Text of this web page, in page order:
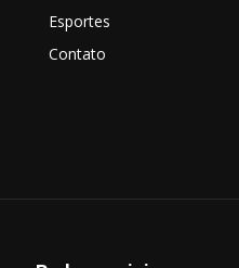
Esportes
Contato